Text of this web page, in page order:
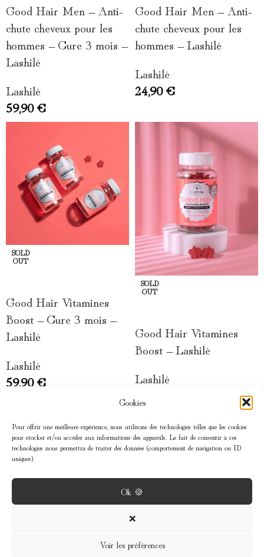
Cookies
Pour offrir une meilleure expérience, nous utilisons des technologies telles que les cookies
pour stocker et/ou accéder aux informations des appareils. Le fait de consentir à ces
technologies nous permettra de traiter des données (comportement de navigation ou ID
uniques).
Ok 🍪
❌
Voir les préférences
Good Hair Men – Anti-
chute cheveux pour les
hommes – Cure 3 mois –
Lashilé
Lashilé
59,90€
Good Hair Men – Anti-
chute cheveux pour les
hommes – Lashilé
Lashilé
24,90€
SOLD
OUT
Good Hair Vitamines
Boost – Cure 3 mois –
Lashilé
Lashilé
59,90€
SOLD
OUT
Good Hair Vitamines
Boost – Lashilé
Lashilé